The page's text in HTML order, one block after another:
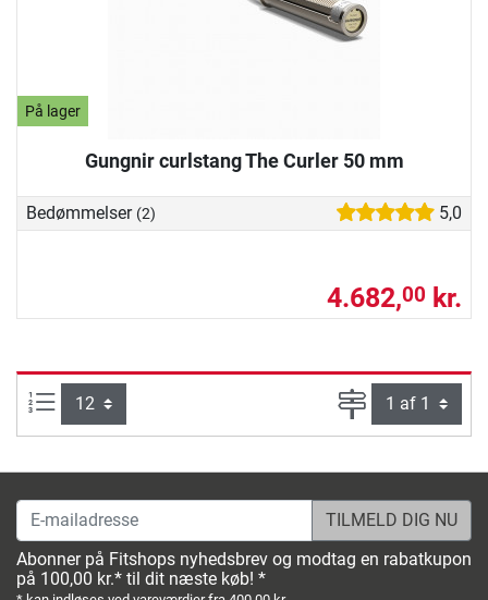
På lager
Gungnir curlstang The Curler 50 mm
Bedømmelser (2) 5,0
4.682,00 kr.
Artikel pr. side: Side
E-mailadresse
Abonner på Fitshops nyhedsbrev og modtag en rabatkupon
på 100,00 kr.* til dit næste køb! *